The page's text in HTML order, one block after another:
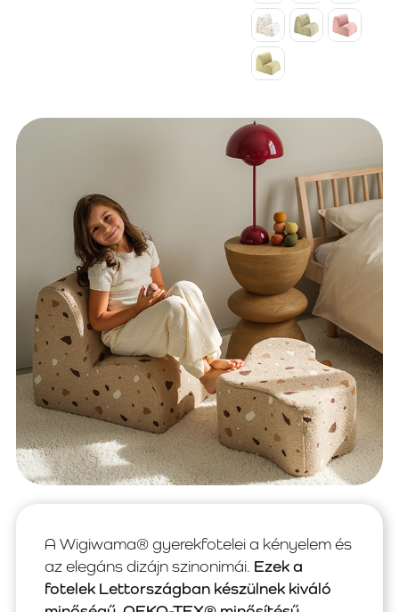
A Wigiwama® gyerekfotelei a kényelem és
az elegáns dizájn szinonimái. Ezek a
fotelek Lettországban készülnek kiváló